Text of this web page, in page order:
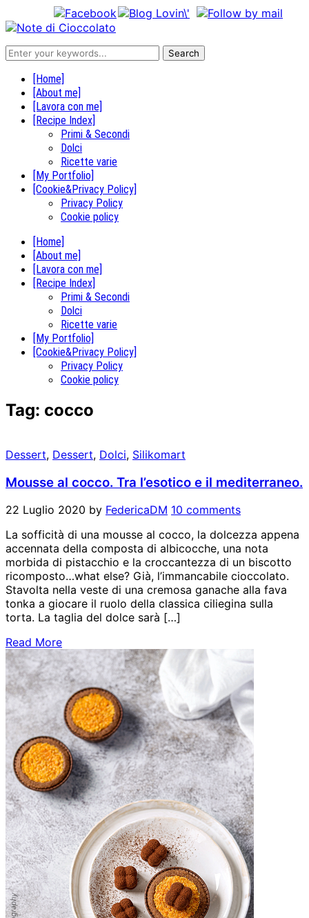
[Home]
[About me]
[Lavora con me]
[Recipe Index]
Primi & Secondi
Dolci
Ricette varie
[My Portfolio]
[Cookie&Privacy Policy]
Privacy Policy
Cookie policy
[Home]
[About me]
[Lavora con me]
[Recipe Index]
Primi & Secondi
Dolci
Ricette varie
[My Portfolio]
[Cookie&Privacy Policy]
Privacy Policy
Cookie policy
Tag: cocco
Dessert, Dessert, Dolci, Silikomart
Mousse al cocco. Tra l’esotico e il mediterraneo.
22 Luglio 2020 by FedericaDM 10 comments
La sofficità di una mousse al cocco, la dolcezza appena
accennata della composta di albicocche, una nota
morbida di pistacchio e la croccantezza di un biscotto
ricomposto…what else? Già, l’immancabile cioccolato.
Stavolta nella veste di una cremosa ganache alla fava
tonka a giocare il ruolo della classica ciliegina sulla
torta. La taglia del dolce sarà […]
Read More